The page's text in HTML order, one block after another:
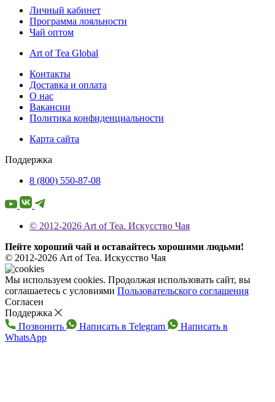
Личный кабинет
Программа лояльности
Чай оптом
Art of Tea Global
Контакты
Доставка и оплата
О нас
Вакансии
Политика конфиденциальности
Карта сайта
Поддержка
8 (800) 550-87-08
© 2012-2026 Art of Tea. Искусство Чая
Пейте хороший чай и оставайтесь хорошими людьми!
© 2012-2026 Art of Tea. Искусство Чая
Мы используем cookies. Продолжая использовать сайт, вы
соглашаетесь с условиями Пользовательского соглашения
Согласен
Поддержка
Позвонить
Написать в Telegram
Написать в
WhatsApp